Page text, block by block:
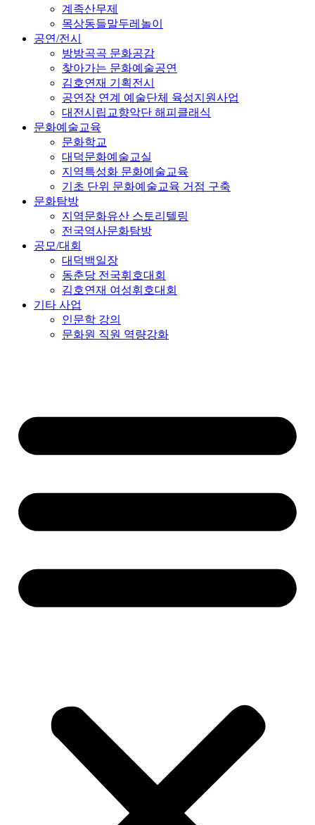
계족산무제
목상동들말두레놀이
공연/전시
방방곡곡 문화공감
찾아가는 문화예술공연
김호연재 기획전시
공연장 연계 예술단체 육성지원사업
대전시립교향악단 해피클래식
문화예술교육
문화학교
대덕문화예술교실
지역특성화 문화예술교육
기초 단위 문화예술교육 거점 구축
문화탐방
지역문화유산 스토리텔링
전국역사문화탐방
공모/대회
대덕백일장
동춘당 전국휘호대회
김호연재 여성휘호대회
기타 사업
인문학 강의
문화원 직원 역량강화